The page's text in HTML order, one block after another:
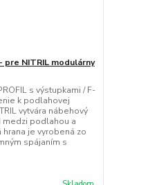
pre NITRIL modulárny
s výstupkami / F-
k podlahovej
vytvára nábehový
podlahou a
je vyrobená zo
spájaním s